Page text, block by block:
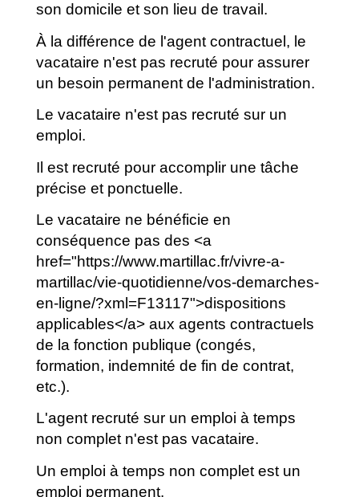
son domicile et son lieu de travail.
À la différence de l'agent contractuel, le
vacataire n'est pas recruté pour assurer
un besoin permanent de l'administration.
Le vacataire n'est pas recruté sur un
emploi.
Il est recruté pour accomplir une tâche
précise et ponctuelle.
Le vacataire ne bénéficie en
conséquence pas des <a
href="https://www.martillac.fr/vivre-a-
martillac/vie-quotidienne/vos-demarches-
en-ligne/?xml=F13117">dispositions
applicables</a> aux agents contractuels
de la fonction publique (congés,
formation, indemnité de fin de contrat,
etc.).
L'agent recruté sur un emploi à temps
non complet n'est pas vacataire.
Un emploi à temps non complet est un
emploi permanent.